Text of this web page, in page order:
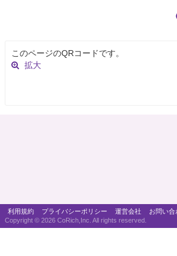
このページのQRコードです。
拡大
利用規約 プライバシーポリシー 運営会社 お問い合
Copyright © 2026 CoRich,Inc. All rights reserved.